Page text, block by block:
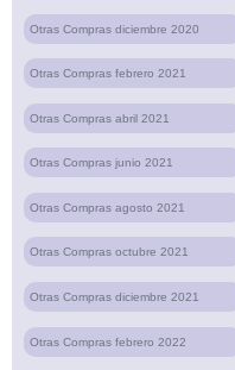
Otras Compras diciembre 2020
Otras Compras febrero 2021
Otras Compras abril 2021
Otras Compras junio 2021
Otras Compras agosto 2021
Otras Compras octubre 2021
Otras Compras diciembre 2021
Otras Compras febrero 2022